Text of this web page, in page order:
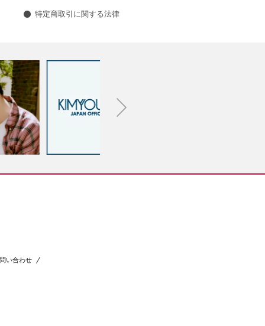
特定商取引に関する法律
い合わせ